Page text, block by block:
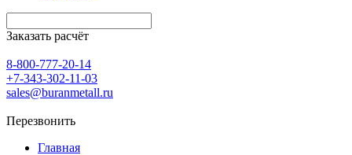
Заказать расчёт
8-800-777-20-14
+7-343-302-11-03
sales@buranmetall.ru
Перезвонить
Главная